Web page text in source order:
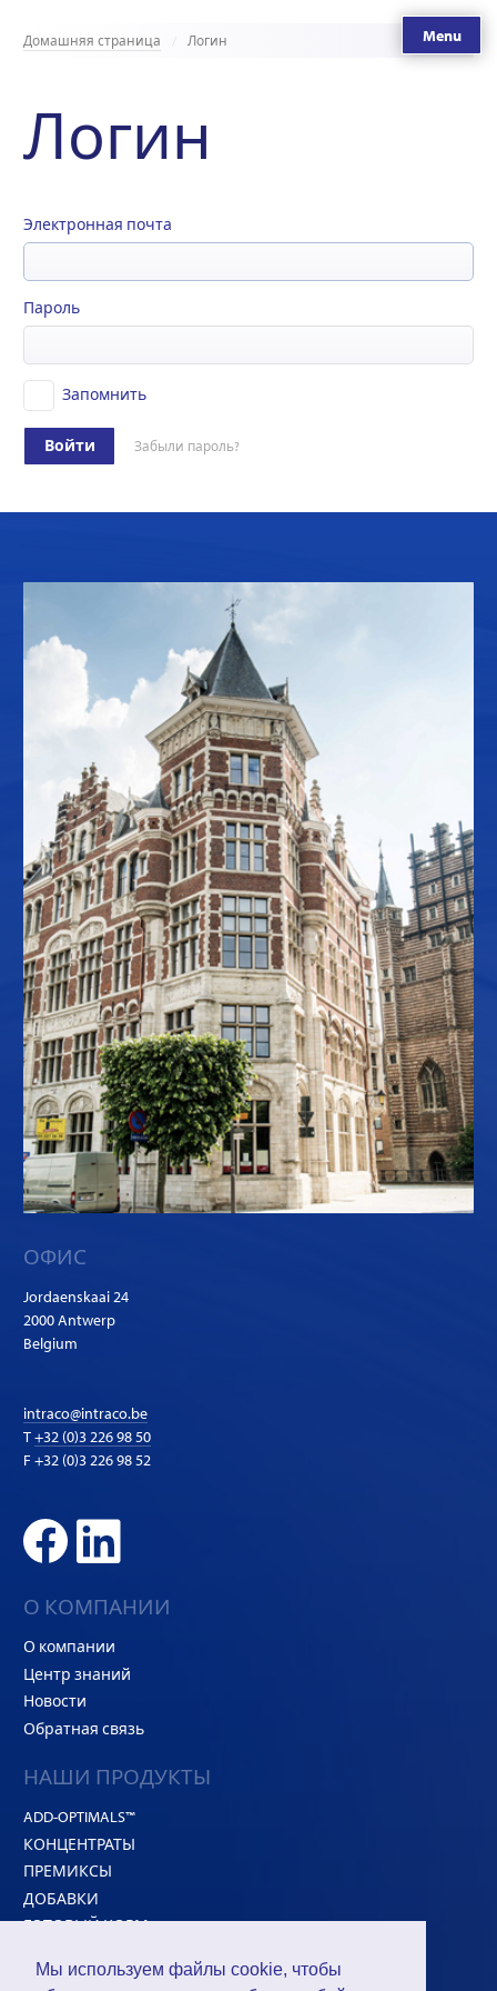
Мы используем файлы cookie, чтобы
Menu
Домашняя страница Логин
Логин
Электронная почта
Пароль
Запомнить
Войти Забыли пароль?
ОФИС
Jordaenskaai 24
2000 Antwerp
Belgium
intraco@intraco.be
T+32 (0)3 226 98 50
F +32 (0)3 226 98 52
О КОМПАНИИ
О компании
Центр знаний
Новости
Обратная связь
НАШИ ПРОДУКТЫ
ADD-OPTIMALS™
КОНЦЕНТРАТЫ
ПРЕМИКСЫ
ДОБАВКИ
ГОТОВЫЙ КОРМ
HI-CONCEPT™